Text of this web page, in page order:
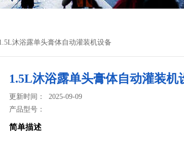
沐浴露单头膏体自动灌装机设备
1.5L沐浴露单头膏体自动灌装机
更新时间： 2025-09-09
产品型号：
简单描述